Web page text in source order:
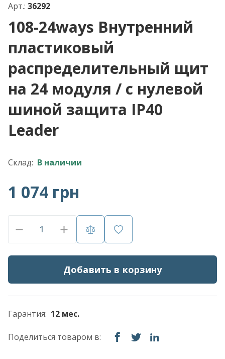
Арт.: 36292
108-24ways Внутренний
пластиковый
распределительный щит
на 24 модуля / с нулевой
шиной защита IP40
Leader
Склад: В наличии
1 074 грн
Добавить в корзину
Гарантия: 12 мес.
Поделиться товаром в: